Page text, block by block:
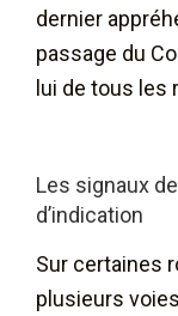
dernier
passage du
lui de tous les
Les signaux
d’indication
Sur certaines
plusieurs